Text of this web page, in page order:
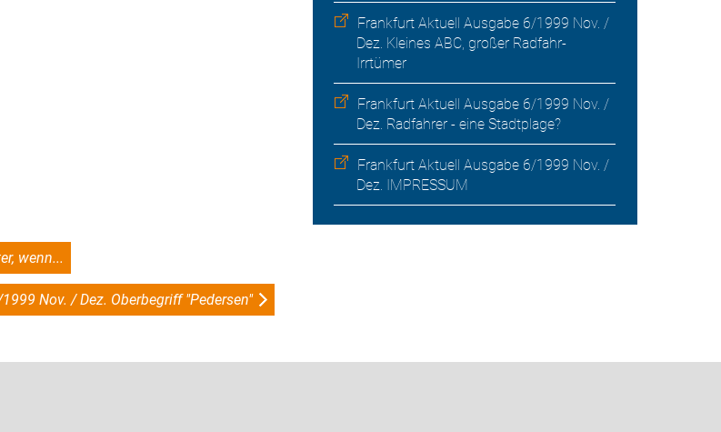
Frankfurt Aktuell Ausgabe 6/1999 Nov. /
Dez. Kleines ABC, großer Radfahr-
Irrtümer
Frankfurt Aktuell Ausgabe 6/1999 Nov. /
Dez. Radfahrer - eine Stadtplage?
Frankfurt Aktuell Ausgabe 6/1999 Nov. /
Dez. IMPRESSUM
wenn...
Nov. / Dez. Oberbegriff "Pedersen"